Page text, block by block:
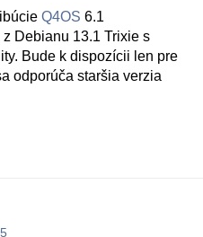
Q4OS 6.1
Debianu 13.1 Trixie s
Bude k dispozícii len pre
odporúča staršia verzia